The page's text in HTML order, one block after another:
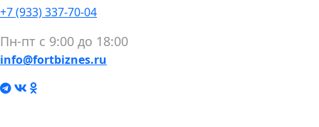
+7 (933) 337-70-04
Пн-пт с 9:00 до 18:00
info@fortbiznes.ru